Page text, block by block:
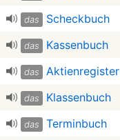
das Scheckbuch
das Kassenbuch
das Aktienregister
das Klassenbuch
das Terminbuch